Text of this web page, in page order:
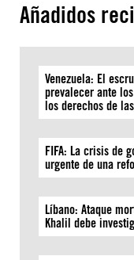
Añadidos
Venezuela: El
prevalecer ante
los derechos de
FIFA: La crisis de
urgente de una
Líbano: Ataque
Khalil debe